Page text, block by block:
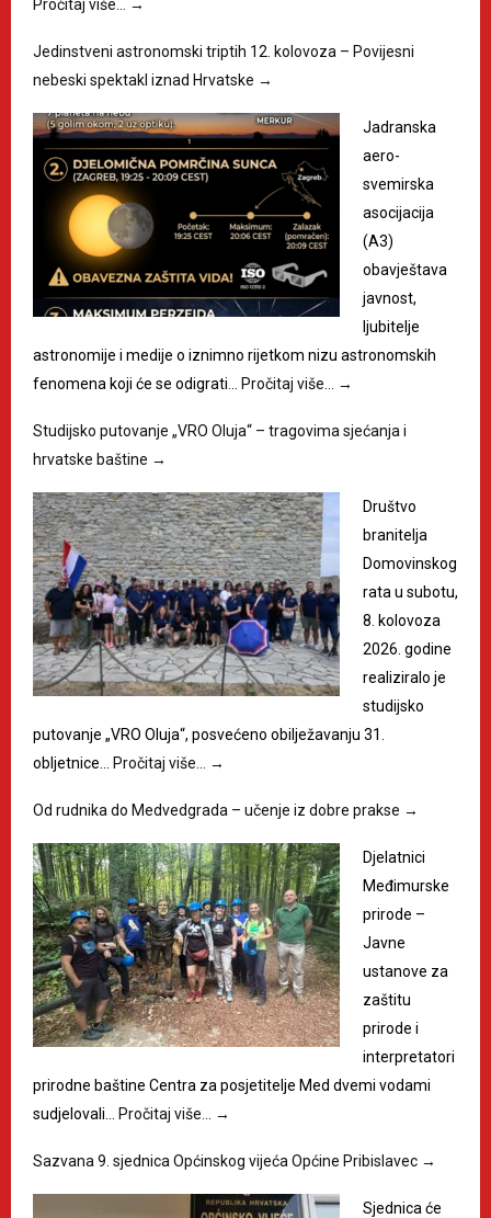
Pročitaj više… →
Jedinstveni astronomski triptih 12. kolovoza – Povijesni
nebeski spektakl iznad Hrvatske →
Jadranska
aero-
svemirska
asocijacija
(A3)
obavještava
javnost,
ljubitelje
astronomije i medije o iznimno rijetkom nizu astronomskih
fenomena koji će se odigrati…
Pročitaj više… →
Studijsko putovanje „VRO Oluja“ – tragovima sjećanja i
hrvatske baštine →
Društvo
branitelja
Domovinskog
rata u subotu,
8. kolovoza
2026. godine
realiziralo je
studijsko
putovanje „VRO Oluja“, posvećeno obilježavanju 31.
obljetnice…
Pročitaj više… →
Od rudnika do Medvedgrada – učenje iz dobre prakse →
Djelatnici
Međimurske
prirode –
Javne
ustanove za
zaštitu
prirode i
interpretatori
prirodne baštine Centra za posjetitelje Med dvemi vodami
sudjelovali…
Pročitaj više… →
Sazvana 9. sjednica Općinskog vijeća Općine Pribislavec →
Sjednica će